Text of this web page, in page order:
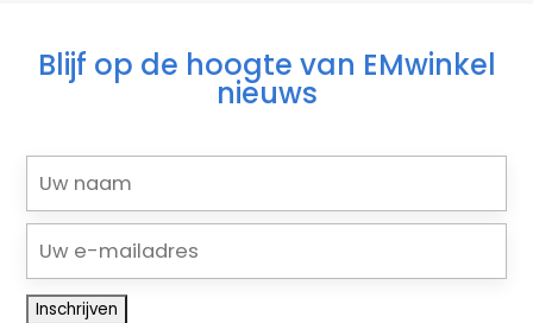
Blijf op de hoogte van EMwinkel
nieuws